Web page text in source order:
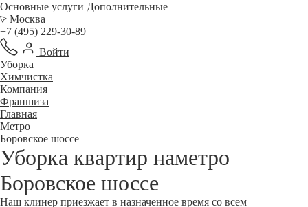
Основные услуги Дополнительные
Москва
+7 (495) 229-30-89
Войти
Уборка
Химчистка
Компания
Франшиза
Главная
Метро
Боровское шоссе
Уборка квартир наметро
Боровское шоссе
Наш клинер приезжает в назначенное время со всем